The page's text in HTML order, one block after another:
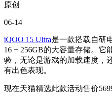
原创
06-14
iQOO 15 Ultra是一款搭载自研
16 + 256GB的大容量存储。它
验，无论是游戏的加载速度，
有出色表现。
现在天猫精选此款活动售价